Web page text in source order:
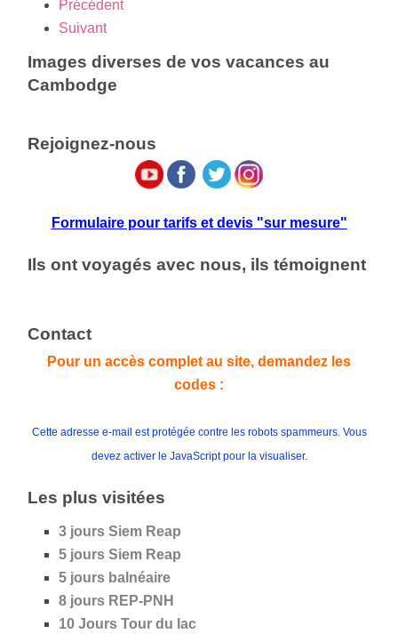
Précédent
Suivant
Images diverses de vos vacances au
Cambodge
Rejoignez-nous
Formulaire pour tarifs et devis "sur mesure"
Ils ont voyagés avec nous, ils témoignent
Contact
Pour un accès complet au site, demandez les
codes :
Cette adresse e-mail est protégée contre les robots spammeurs. Vous
devez activer le JavaScript pour la visualiser.
Les plus visitées
3 jours Siem Reap
5 jours Siem Reap
5 jours balnéaire
8 jours REP-PNH
10 Jours Tour du lac